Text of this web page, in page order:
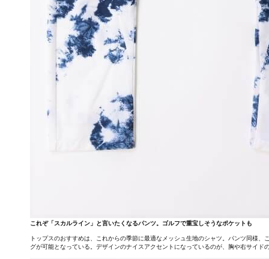
これぞ「スカルライン」と言いたくなるパンツ。ゴルフで重宝しそうなポケットも
トップスのおすすめは、これからの季節に最適なメッシュ生地のシャツ。パンツ同様
グが可能となっている。デザインのナイスアクセントになっているのが、胸や右サイド